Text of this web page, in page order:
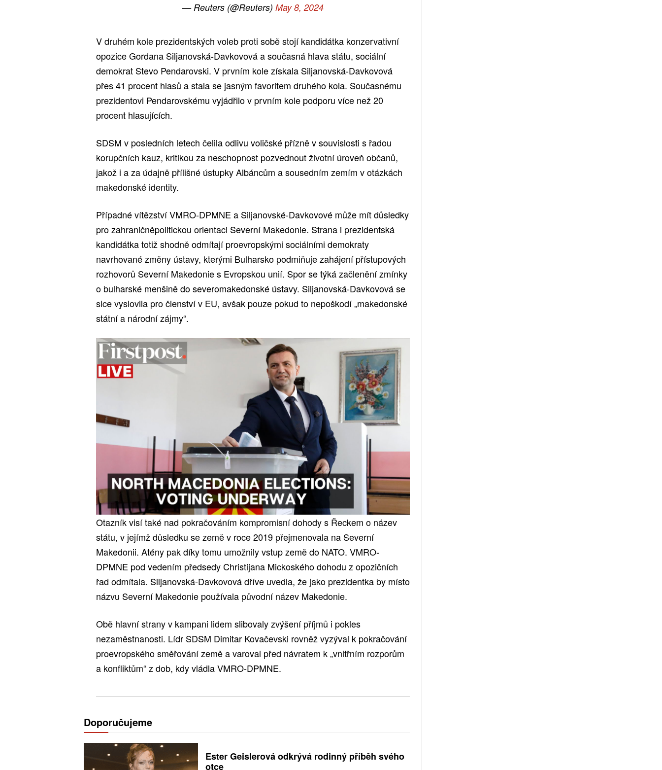
— Reuters (@Reuters)May 8, 2024
V druhém kole prezidentských voleb proti sobě stojí kandidátka konzervativní
opozice Gordana Siljanovská-Davkovová a současná hlava státu, sociální
demokrat Stevo Pendarovski. V prvním kole získala Siljanovská-Davkovová
přes 41 procent hlasů a stala se jasným favoritem druhého kola. Současnému
prezidentovi Pendarovskému vyjádřilo v prvním kole podporu více než 20
procent hlasujících.
SDSM v posledních letech čelila odlivu voličské přízně v souvislosti s řadou
korupčních kauz, kritikou za neschopnost pozvednout životní úroveň občanů,
jakož i a za údajně přílišné ústupky Albáncům a sousedním zemím v otázkách
makedonské identity.
Případné vítězství VMRO-DPMNE a Siljanovské-Davkovové může mít důsledky
pro zahraničněpolitickou orientaci Severní Makedonie. Strana i prezidentská
kandidátka totiž shodně odmítají proevropskými sociálními demokraty
navrhované změny ústavy, kterými Bulharsko podmiňuje zahájení přístupových
rozhovorů Severní Makedonie s Evropskou unií. Spor se týká začlenění zmínky
o bulharské menšině do severomakedonské ústavy. Siljanovská-Davkovová se
sice vyslovila pro členství v EU, avšak pouze pokud to nepoškodí „makedonské
státní a národní zájmy“.
Otazník visí také nad pokračováním kompromisní dohody s Řeckem o název
státu, v jejímž důsledku se země v roce 2019 přejmenovala na Severní
Makedonii. Atény pak díky tomu umožnily vstup země do NATO. VMRO-
DPMNE pod vedením předsedy Christijana Mickoského dohodu z opozičních
řad odmítala. Siljanovská-Davkovová dříve uvedla, že jako prezidentka by místo
názvu Severní Makedonie používala původní název Makedonie.
Obě hlavní strany v kampani lidem slibovaly zvýšení příjmů i pokles
nezaměstnanosti. Lídr SDSM Dimitar Kovačevski rovněž vyzýval k pokračování
proevropského směřování země a varoval před návratem k „vnitřním rozporům
a konfliktům“ z dob, kdy vládla VMRO-DPMNE.
Doporučujeme
Ester Geislerová odkrývá rodinný příběh svého
otce